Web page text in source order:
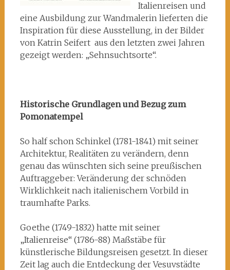
Italienreisen und
eine Ausbildung zur Wandmalerin lieferten die
Inspiration für diese Ausstellung, in der Bilder
von Katrin Seifert aus den letzten zwei Jahren
gezeigt werden: „Sehnsuchtsorte“.
Historische Grundlagen und Bezug zum
Pomonatempel
So half schon Schinkel (1781-1841) mit seiner
Architektur, Realitäten zu verändern, denn
genau das wünschten sich seine preußischen
Auftraggeber: Veränderung der schnöden
Wirklichkeit nach italienischem Vorbild in
traumhafte Parks.
Goethe (1749-1832) hatte mit seiner
„Italienreise“ (1786-88) Maßstäbe für
künstlerische Bildungsreisen gesetzt. In dieser
Zeit lag auch die Entdeckung der Vesuvstädte